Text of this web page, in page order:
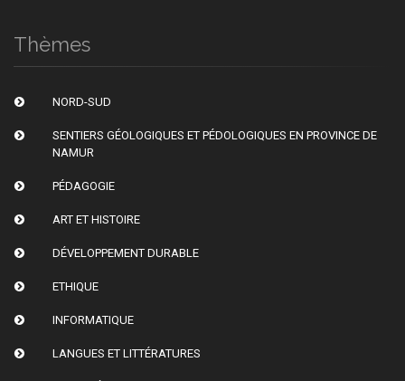
Thèmes
NORD-SUD
SENTIERS GÉOLOGIQUES ET PÉDOLOGIQUES EN PROVINCE DE
NAMUR
PÉDAGOGIE
ART ET HISTOIRE
DÉVELOPPEMENT DURABLE
ETHIQUE
INFORMATIQUE
LANGUES ET LITTÉRATURES